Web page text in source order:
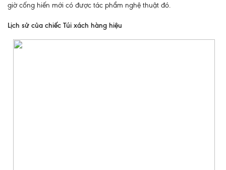
giờ cống hiến mới có được tác phẩm nghệ thuật đó.
Lịch sử của chiếc Túi xách hàng hiệu